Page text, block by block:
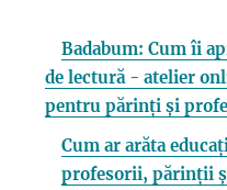
Badabum: Cum îi
de lectură - atelier
pentru părinți și
Cum ar arăta
profesorii, părinții